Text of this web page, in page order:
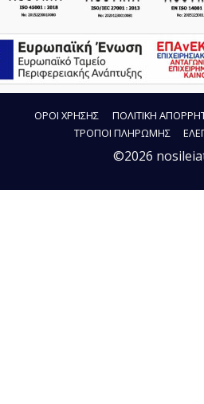
ΟΡΟΙ ΧΡΗΣΗΣ ΠΟΛΙΤΙΚΗ
ΤΡΟΠΟΙ ΠΛΗΡΩΜΗΣ
©2026